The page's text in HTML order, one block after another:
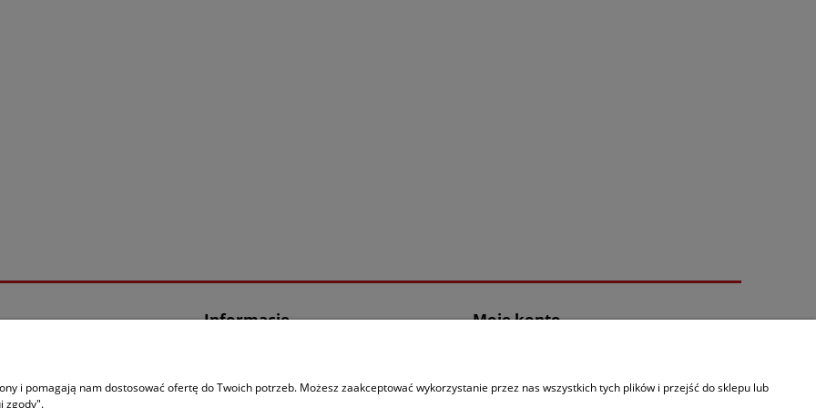
Informacje Moje konto
i pomagają nam dostosować ofertę do Twoich potrzeb. Możesz zaakceptować wykorzystanie przez nas wszystkich tych plików i przejść do sklepu lub
zgody".